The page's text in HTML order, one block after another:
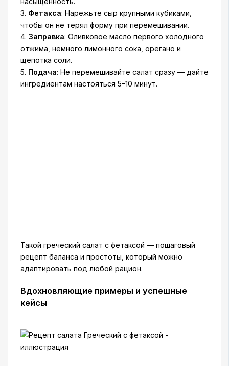
3. Фетакса: Нарежьте сыр крупными кубиками,
чтобы он не терял форму при перемешивании.
4. Заправка: Оливковое масло первого холодного
отжима, немного лимонного сока, орегано и
щепотка соли.
5. Подача: Не перемешивайте салат сразу — дайте
ингредиентам настояться 5–10 минут.
Такой греческий салат с фетаксой — пошаговый
рецепт баланса и простоты, который можно
адаптировать под любой рацион.
Вдохновляющие примеры и успешные
кейсы